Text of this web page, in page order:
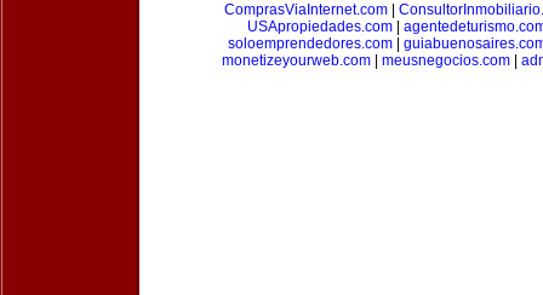
ComprasViaInternet.com
USApropiedades.com|
soloemprendedores.com|
monetizeyourweb.com| meusnegocios.com|